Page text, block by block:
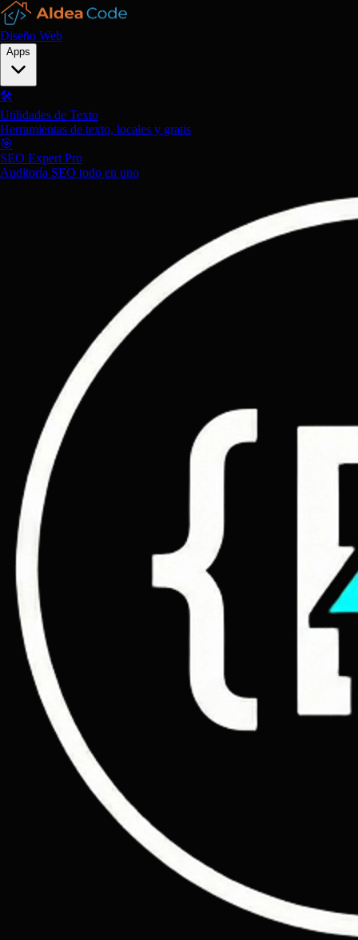
Diseño Web
Apps
🛠️
Utilidades de Texto
Herramientas de texto, locales y gratis
🎯
SEO Expert Pro
Auditoría SEO todo en uno